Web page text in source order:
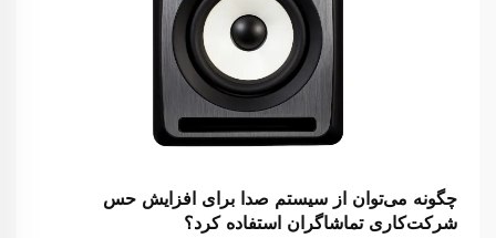
چگونه می‌توان از سیستم صدا برای افزایش حس
شرکت‌کاری تماشاگران استفاده کرد؟